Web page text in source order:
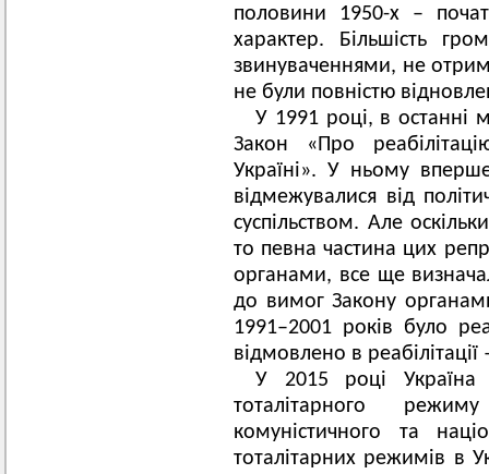
половини 1950-х –
характер. Більшість
звинуваченнями, не
не були повністю
У 1991 році, в останні
Закон «Про
Україні». У ньому
відмежувалися від
суспільством. Але
то певна частина цих
органами, все ще
до вимог Закону
1991–2001 років було
відмовлено в
У 2015 році Україна
тоталітарного
комуністичного та
тоталітарних режимів в